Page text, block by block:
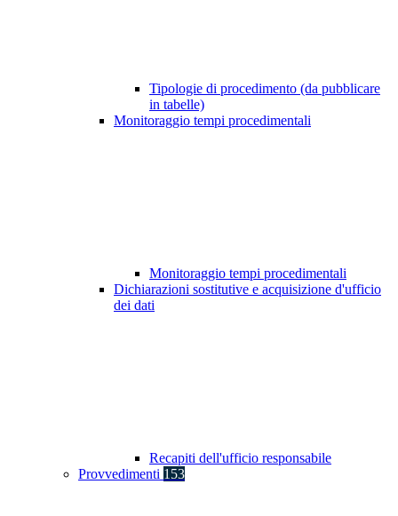
Tipologie di procedimento (da pubblicare
in tabelle)
Monitoraggio tempi procedimentali
Monitoraggio tempi procedimentali
Dichiarazioni sostitutive e acquisizione d'ufficio
dei dati
Recapiti dell'ufficio responsabile
Provvedimenti 153